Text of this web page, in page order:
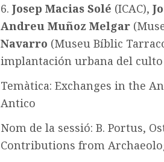
6. Josep Macias Solé (ICAC),
Andreu Muñoz Melgar
Navarro (Museu Bíblic
implantación urbana del
Temàtica: Exchanges in the
Antico
Nom de la sessió: B. Portus,
Contributions from